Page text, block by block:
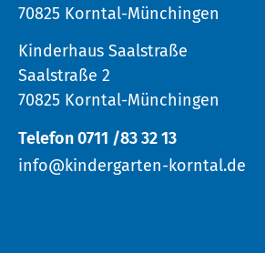
70825 Korntal-Münchingen
Kinderhaus Saalstraße
Saalstraße 2
70825 Korntal-Münchingen
Telefon 0711 /83 32 13
info@kindergarten-korntal.de